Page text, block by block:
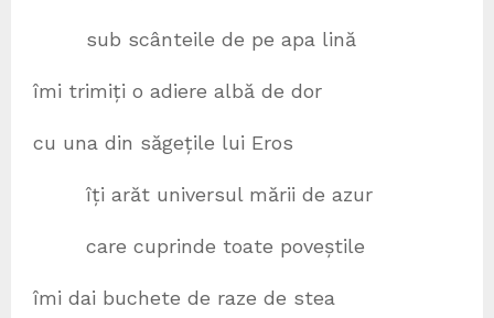
sub scânteile de pe apa lină
îmi trimiți o adiere albă de dor
cu una din săgețile lui Eros
îți arăt universul mării de azur
care cuprinde toate poveștile
îmi dai buchete de raze de stea